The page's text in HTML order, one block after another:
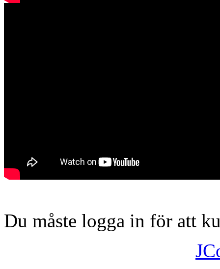
Du måste logga in för att